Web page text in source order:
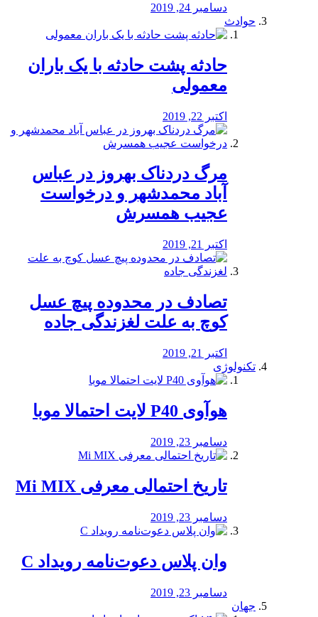
دسامبر 24, 2019
حوادث
️حادثه پشت حادثه با یک باران
معمولی
اکتبر 22, 2019
مرگ دردناک بهروز در عباس
آباد محمدشهر و درخواست
عجیب همسرش
اکتبر 21, 2019
تصادف در محدوده پیچ عسل
کوچ به علت لغزندگی جاده
اکتبر 21, 2019
تکنولوژی
هوآوی P40 لایت احتمالا موبا
دسامبر 23, 2019
تاریخ احتمالی معرفی Mi MIX
دسامبر 23, 2019
وان پلاس دعوت‌نامه رویداد C
دسامبر 23, 2019
جهان